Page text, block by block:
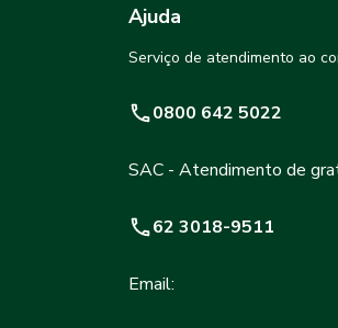
Ajuda
Serviço de atendimento ao
0800 642 5022
SAC - Atendimento de
62 3018-9511
Email: